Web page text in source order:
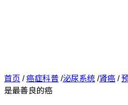
首页 /癌症科普/泌尿系统/肾癌/
是最善良的癌